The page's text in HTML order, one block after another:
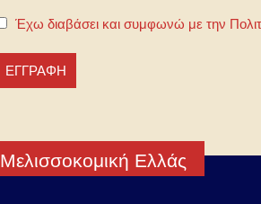
Έχω διαβάσει και συμφωνώ με την
Μελισσοκομική Ελλάς